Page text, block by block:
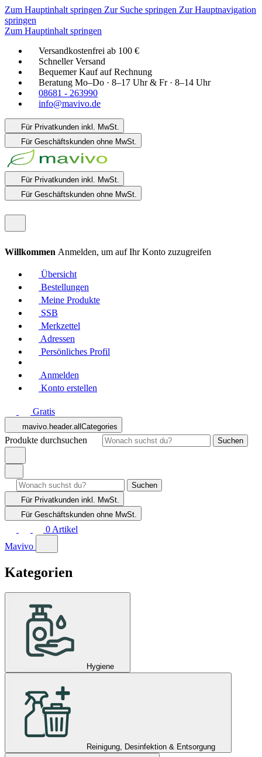
Zum Hauptinhalt springen Zur Suche springen Zur Hauptnavigation
springen
Zum Hauptinhalt springen
Versandkostenfrei ab 100 €
Schneller Versand
Bequemer Kauf auf Rechnung
Beratung Mo–Do · 8–17 Uhr & Fr · 8–14 Uhr
08681 - 263990
info@mavivo.de
Für Privatkunden inkl. MwSt.
Für Geschäftskunden ohne MwSt.
Für Privatkunden inkl. MwSt.
Für Geschäftskunden ohne MwSt.
Willkommen Anmelden, um auf Ihr Konto zuzugreifen
Übersicht
Bestellungen
Meine Produkte
SSB
Merkzettel
Adressen
Persönliches Profil
Anmelden
Konto erstellen
Gratis
mavivo.header.allCategories
Produkte durchsuchen Suchen
Suchen
Für Privatkunden inkl. MwSt.
Für Geschäftskunden ohne MwSt.
0 Artikel
Mavivo
Kategorien
Hygiene
Reinigung, Desinfektion & Entsorgung